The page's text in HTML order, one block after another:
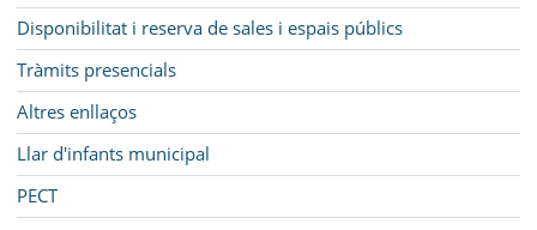
Disponibilitat i reserva de sales i espais públics
Tràmits presencials
Altres enllaços
Llar d'infants municipal
PECT